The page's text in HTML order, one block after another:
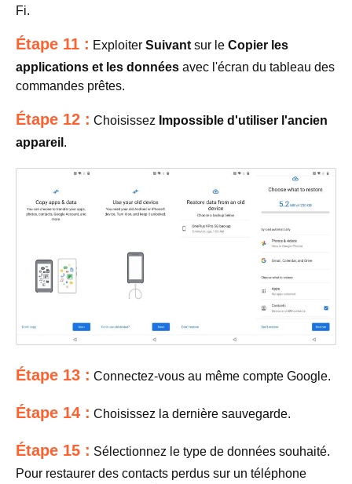
Fi.
Étape 11 : Exploiter Suivant sur le Copier les
applications et les données avec l'écran du tableau des
commandes prêtes.
Étape 12 : Choisissez Impossible d'utiliser l'ancien
appareil .
Étape 13 : Connectez-vous au même compte Google.
Étape 14 : Choisissez la dernière sauvegarde.
Étape 15 : Sélectionnez le type de données souhaité.
Pour restaurer des contacts perdus sur un téléphone